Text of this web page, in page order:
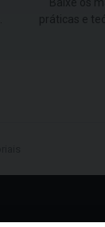
práticas e